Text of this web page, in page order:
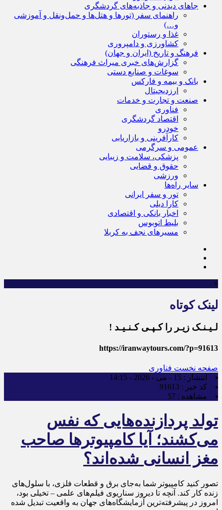
جاهای دیدنی و جاذبه‌های گردشگری
راهنمای سفر (تورها و هتل‌ها و حمل‌و‌نقل و آموزشی
و…)
غذا و رستوران
کشاورزی و دامپروری
فرهنگ و تاریخ (ایران و جهان)
گزارش‌های خبری میراث فرهنگی
سوغات و صنایع دستی
بانک و بیمه و فارکس
ارزدیجیتال
صنعت و تجارت و خدمات
فناوری
اقتصاد گردشگری
خودرو
کارآفرینی و بازاریابی
عمومی و سرگرمی
پزشکی، سلامت و زیبایی
حقوق و قضایی
ورزشی
سایر راه‌ها
تور و سفر ایرانی
کارا دیلی
اخبار بانکی و اقتصادی
بلیط اتوبوس
مسیرهای نجف به کربلا
×
لینک کوتاه
لـیـنـک زیـر را کـپـی کـنـیـد !
https://iranwaytours.com/?p=91613
صفحه نخست فناوری
انتشار : 15 - می - 2026 - 14:15
کد خبر : 91613
مشاهده : 57
تولد پردازنده‌هایی که نفس
می‌کشند؛ آیا کامپیوترها صاحب
مغز انسانی شده‌اند؟
تصور کنید کامپیوتر شما به‌جای برق و قطعات فلزی، با سلول‌های
زنده کار کند. آنچه تا دیروز سناریوی فیلم‌های علمی – تخیلی بود،
امروز در پیشرفته‌ترین آزمایشگاه‌های جهان به واقعیت تبدیل شده